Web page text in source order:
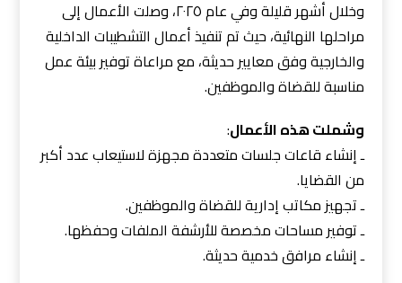
وخلال أشهر قليلة وفي عام ٢٠٢٥، وصلت الأعمال إلى
مراحلها النهائية، حيث تم تنفيذ أعمال التشطيبات الداخلية
والخارجية وفق معايير حديثة، مع مراعاة توفير بيئة عمل
مناسبة للقضاة والموظفين.
وشملت هذه الأعمال:
ـ إنشاء قاعات جلسات متعددة مجهزة لاستيعاب عدد أكبر
من القضايا.
ـ تجهيز مكاتب إدارية للقضاة والموظفين.
ـ توفير مساحات مخصصة للأرشفة الملفات وحفظها.
ـ إنشاء مرافق خدمية حديثة.